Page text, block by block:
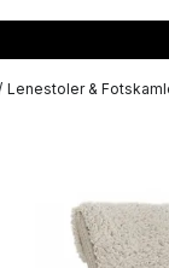
Lenestoler &